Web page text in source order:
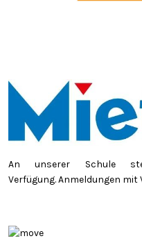
An unserer Schule
Verfügung. Anmeldungen